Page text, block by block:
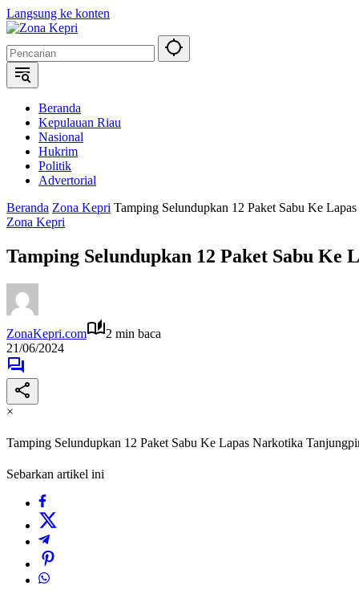
Langsung ke konten
Beranda
Kepulauan Riau
Nasional
Hukrim
Politik
Advertorial
Beranda Zona Kepri Tamping Selundupkan 12 Paket Sabu Ke
Zona Kepri
Tamping Selundupkan 12 Paket Sabu Ke
ZonaKepri.com
2 min baca
21/06/2024
×
Tamping Selundupkan 12 Paket Sabu Ke Lapas Narkotika
Sebarkan artikel ini